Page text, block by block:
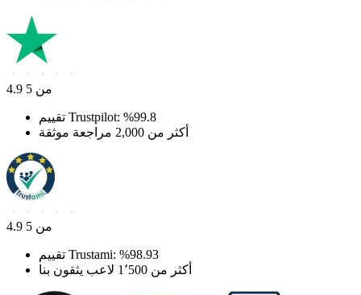
4.9 من 5
تقييم Trustpilot: ‎%99.8
أكثر من 2,000 مراجعة موثقة
4.9 من 5
تقييم Trustami: ‎%98.93
أكثر من 1٬500 لاعب يثقون بنا